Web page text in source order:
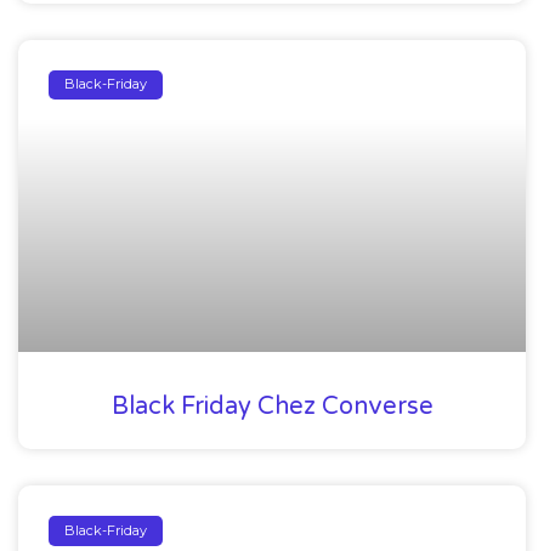
Black-Friday
Black Friday Chez Converse
Black-Friday